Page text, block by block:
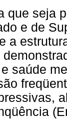
que seja
e de
a
saúde